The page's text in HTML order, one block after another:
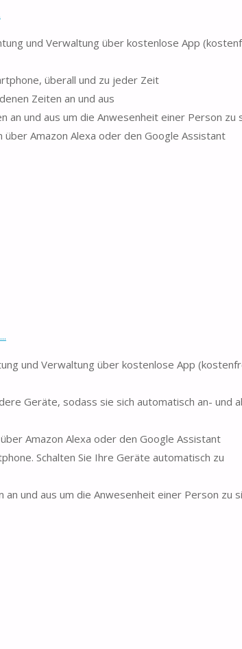
und Verwaltung über kostenlose App
überall und zu jeder Zeit
Zeiten an und aus
und aus um die Anwesenheit einer Person zu
Amazon Alexa oder den Google Assistant
und Verwaltung über kostenlose App
Geräte, sodass sie sich automatisch an- und
Amazon Alexa oder den Google Assistant
Schalten Sie Ihre Geräte automatisch zu
und aus um die Anwesenheit einer Person zu